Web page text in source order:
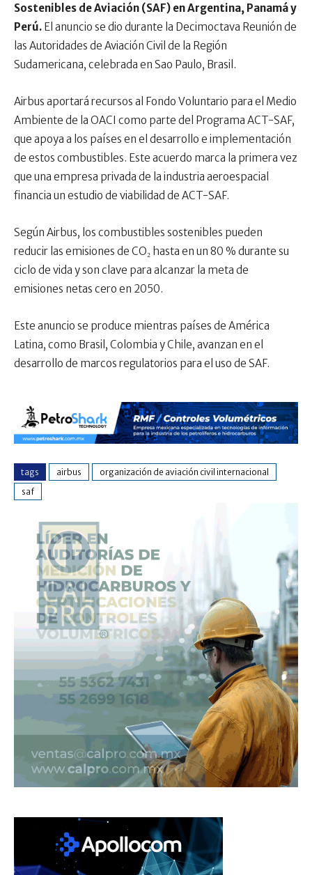
Sostenibles de Aviación (SAF) en Argentina, Panamá y
Perú. El anuncio se dio durante la Decimoctava Reunión de
las Autoridades de Aviación Civil de la Región
Sudamericana, celebrada en Sao Paulo, Brasil.
Airbus aportará recursos al Fondo Voluntario para el Medio
Ambiente de la OACI como parte del Programa ACT-SAF,
que apoya a los países en el desarrollo e implementación
de estos combustibles. Este acuerdo marca la primera vez
que una empresa privada de la industria aeroespacial
financia un estudio de viabilidad de ACT-SAF.
Según Airbus, los combustibles sostenibles pueden
reducir las emisiones de CO₂ hasta en un 80 % durante su
ciclo de vida y son clave para alcanzar la meta de
emisiones netas cero en 2050.
Este anuncio se produce mientras países de América
Latina, como Brasil, Colombia y Chile, avanzan en el
desarrollo de marcos regulatorios para el uso de SAF.
tags airbus
organización de aviación civil internacional
saf